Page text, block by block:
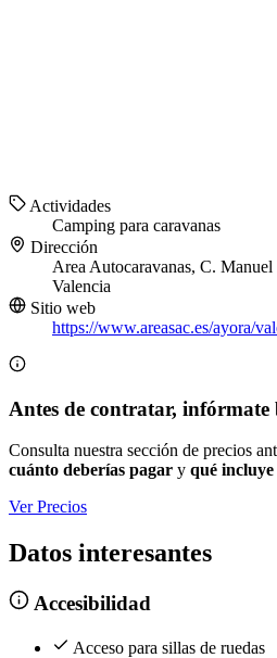
Actividades
Camping para caravanas
Dirección
Area Autocaravanas, C.
Valencia
Sitio web
https://www.areasac.es/ayora/
Antes de contratar, infórmate
Consulta nuestra sección de precios
cuánto deberías pagar y qué
Ver Precios
Datos interesantes
Accesibilidad
Acceso para sillas de ruedas